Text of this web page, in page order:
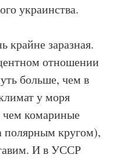
украинства.
крайне заразная.
отношении
больше, чем в
у моря
чем комариные
полярным кругом),
И в УССР